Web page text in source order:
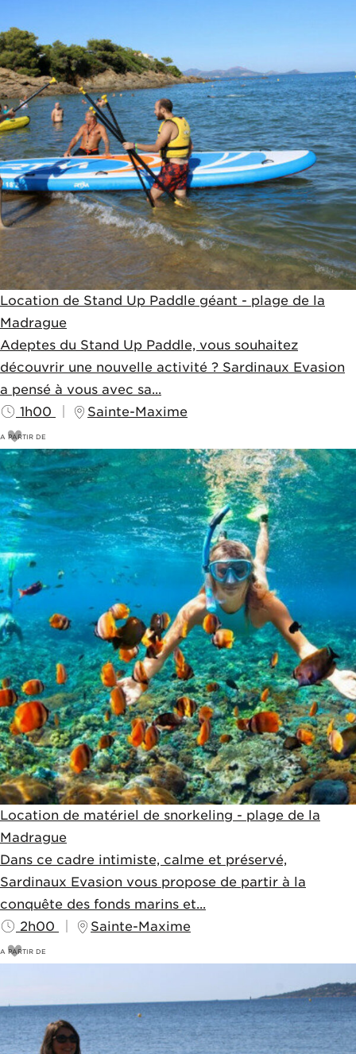
Location de Stand Up Paddle géant - plage de la
Madrague
Adeptes du Stand Up Paddle, vous souhaitez
découvrir une nouvelle activité ? Sardinaux Evasion
a pensé à vous avec sa...
1h00
Sainte-Maxime
A PARTIR DE
55 €
60€
Location de matériel de snorkeling - plage de la
Madrague
Dans ce cadre intimiste, calme et préservé,
Sardinaux Evasion vous propose de partir à la
conquête des fonds marins et...
2h00
Sainte-Maxime
A PARTIR DE